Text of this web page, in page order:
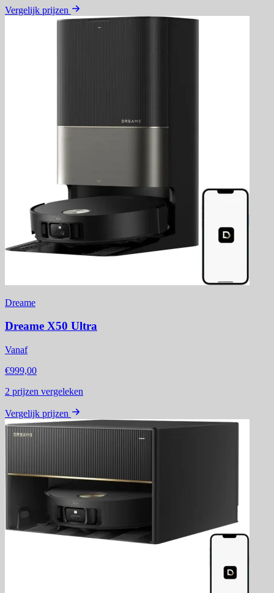
Vergelijk prijzen
Dreame
Dreame X50 Ultra
Vanaf
€999,00
2 prijzen vergeleken
Vergelijk prijzen